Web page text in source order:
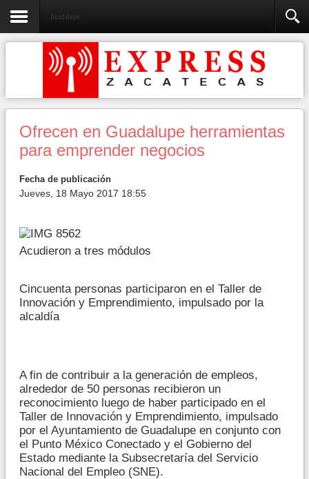
Guadalupe
Ofrecen en Guadalupe herramientas
para emprender negocios
Fecha de publicación
Jueves, 18 Mayo 2017 18:55
Acudieron a tres módulos
Cincuenta personas participaron en el Taller de
Innovación y Emprendimiento, impulsado por la
alcaldía
A fin de contribuir a la generación de empleos,
alrededor de 50 personas recibieron un
reconocimiento luego de haber participado en el
Taller de Innovación y Emprendimiento, impulsado
por el Ayuntamiento de Guadalupe en conjunto con
el Punto México Conectado y el Gobierno del
Estado mediante la Subsecretaría del Servicio
Nacional del Empleo (SNE).